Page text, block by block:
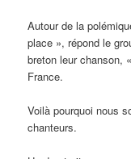
Autour de la
place », répond le
breton leur chanson,
France.
Voilà pourquoi nous
chanteurs.